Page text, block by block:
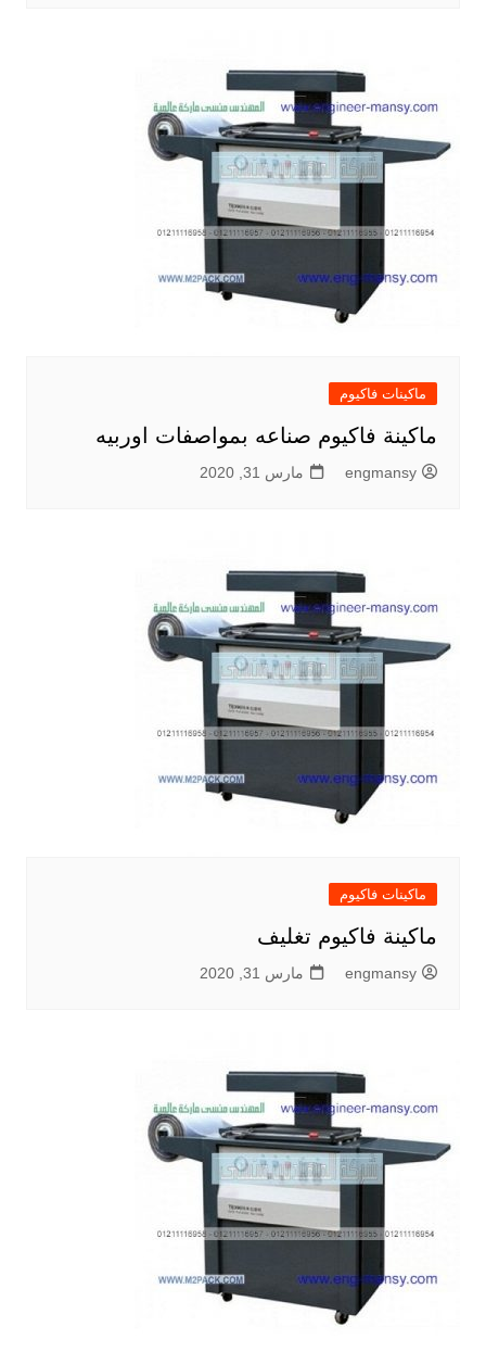
ماكينات فاكيوم
ماكينة فاكيوم صناعه بمواصفات اوربيه
engmansy مارس 31, 2020
ماكينات فاكيوم
ماكينة فاكيوم تغليف
engmansy مارس 31, 2020